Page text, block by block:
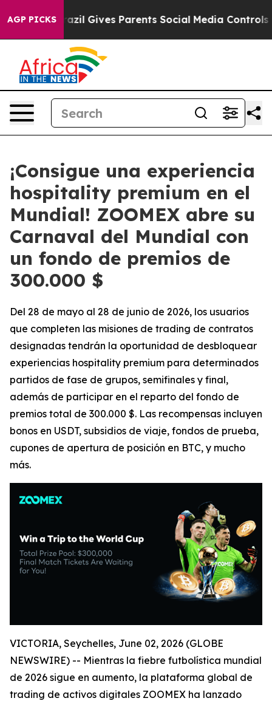
AGP PICKS
Brazil Gives Parents Social Media Controls for
¡Consigue una experiencia
hospitality premium en el
Mundial! ZOOMEX abre su
Carnaval del Mundial con
un fondo de premios de
300.000 $
Del 28 de mayo al 28 de junio de 2026, los usuarios
que completen las misiones de trading de contratos
designadas tendrán la oportunidad de desbloquear
experiencias hospitality premium para determinados
partidos de fase de grupos, semifinales y final,
además de participar en el reparto del fondo de
premios total de 300.000 $. Las recompensas incluyen
bonos en USDT, subsidios de viaje, fondos de prueba,
cupones de apertura de posición en BTC, y mucho
más.
VICTORIA, Seychelles, June 02, 2026 (GLOBE
NEWSWIRE) -- Mientras la fiebre futbolística mundial
de 2026 sigue en aumento, la plataforma global de
trading de activos digitales ZOOMEX ha lanzado